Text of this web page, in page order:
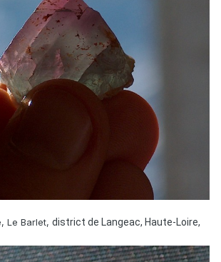
Le Barlet, district de Langeac, Haute-Loire,